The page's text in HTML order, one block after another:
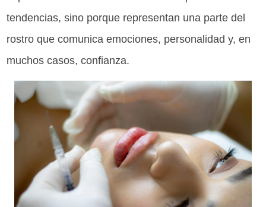
tendencias, sino porque representan una parte del
rostro que comunica emociones, personalidad y, en
muchos casos, confianza.